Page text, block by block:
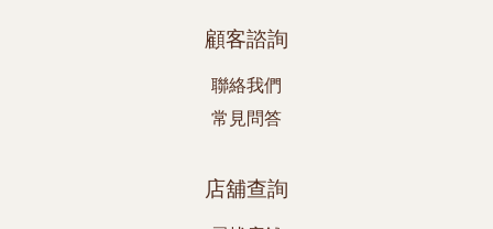
顧客諮詢
聯絡我們
常見問答
店舖查詢